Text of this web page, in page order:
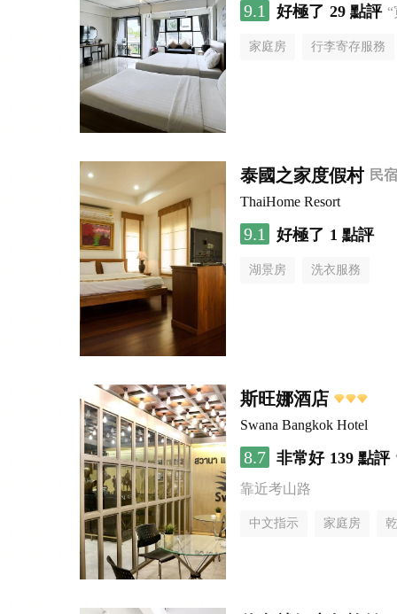
9.1 好極了 29 點評
家庭房 行李寄存服務
泰國之家度假村 民宿
ThaiHome Resort
9.1 好極了 1 點評
湖景房 洗衣服務
斯旺娜酒店
Swana Bangkok Hotel
8.7 非常好 139 點評
靠近考山路
中文指示 家庭房